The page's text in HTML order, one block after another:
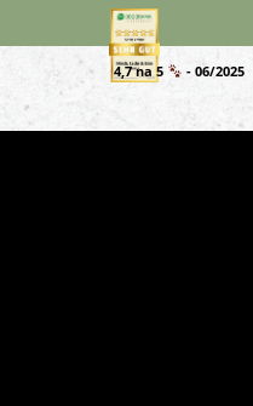
4,7 na 5 - 06/2025